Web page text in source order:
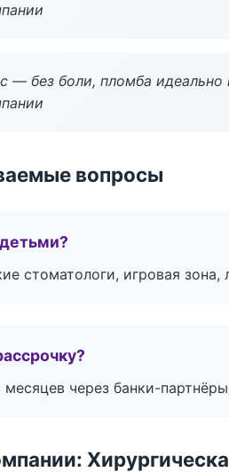
— без боли, пломба идеально
вопросы
стоматологи, игровая зона,
через банки-